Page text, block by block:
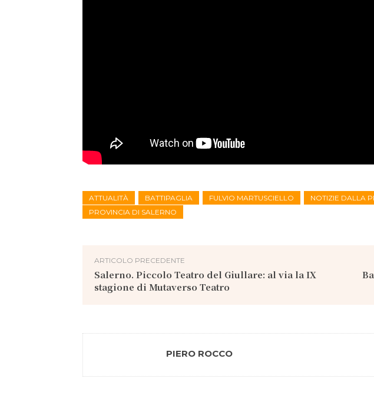
ATTUALITÀ BATTIPAGLIA FULVIO MARTUSCIELLO NOTIZIE DALLA
PROVINCIA DI SALERNO
ARTICOLO PRECEDENTE
Salerno. Piccolo Teatro del Giullare: al via la IX
stagione di Mutaverso Teatro
PIERO ROCCO